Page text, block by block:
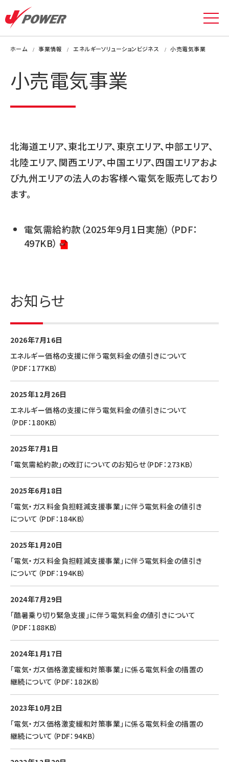
ホーム 事業情報 エネルギーソリューションビジネス 小売電気事業
小売電気事業
北海道エリア、東北エリア、東京エリア、中部エリア、
北陸エリア、関西エリア、中国エリア、四国エリアおよ
び九州エリアの法人のお客様へ電気を販売しており
ます。
電気需給約款（2025年9月1日実施）（PDF：
497KB）
お知らせ
2026年7月16日
エネルギー価格の支援に伴う電気料金の値引きについて
（PDF：177KB）
2025年12月26日
エネルギー価格の支援に伴う電気料金の値引きについて
（PDF：180KB）
2025年7月1日
「電気需給約款」の改訂についてのお知らせ（PDF：273KB）
2025年6月18日
「電気・ガス料金負担軽減支援事業」に伴う電気料金の値引き
について（PDF：184KB）
2025年1月20日
「電気・ガス料金負担軽減支援事業」に伴う電気料金の値引き
について（PDF：194KB）
2024年7月29日
「酷暑乗り切り緊急支援」に伴う電気料金の値引きについて
（PDF：188KB）
2024年1月17日
「電気・ガス価格激変緩和対策事業」に係る電気料金の措置の
継続について（PDF：182KB）
2023年10月2日
「電気・ガス価格激変緩和対策事業」に係る電気料金の措置の
継続について（PDF：94KB）